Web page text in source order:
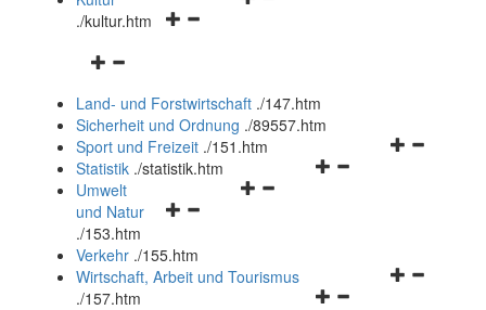
Navigationsmenü
./kultur.htm
Navigationsmenü
und
schließen
Land- und Forstwirtschaft ./147.htm
Sicherheit und Ordnung ./89557.htm
Navigationsmenü
Sport und Freizeit ./151.htm
Navigationsmenü
Statistik ./statistik.htm
Navigationsmenü
und
schließen
Umwelt
und Natur
./153.htm
Verkehr ./155.htm
Navigationsmenü
Wirtschaft, Arbeit und Tourismus
./157.htm